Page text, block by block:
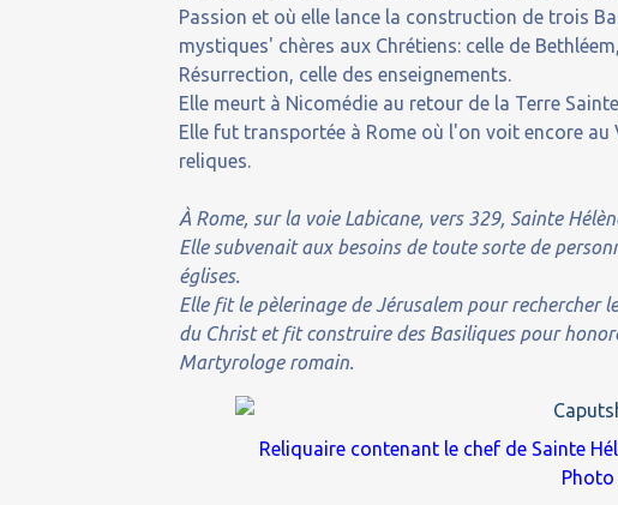
Passion et où elle lance la construction de trois
mystiques' chères aux Chrétiens: celle de
Résurrection, celle des enseignements.
Elle meurt à Nicomédie au retour de la Terre
Elle fut transportée à Rome où l'on voit encore
reliques.
À Rome, sur la voie Labicane, vers 329, Sainte
Elle subvenait aux besoins de toute sorte de
églises.
Elle fit le pèlerinage de Jérusalem pour rechercher
du Christ et fit construire des Basiliques pour
Martyrologe romain.
Reliquaire contenant le chef de Sainte
Photo